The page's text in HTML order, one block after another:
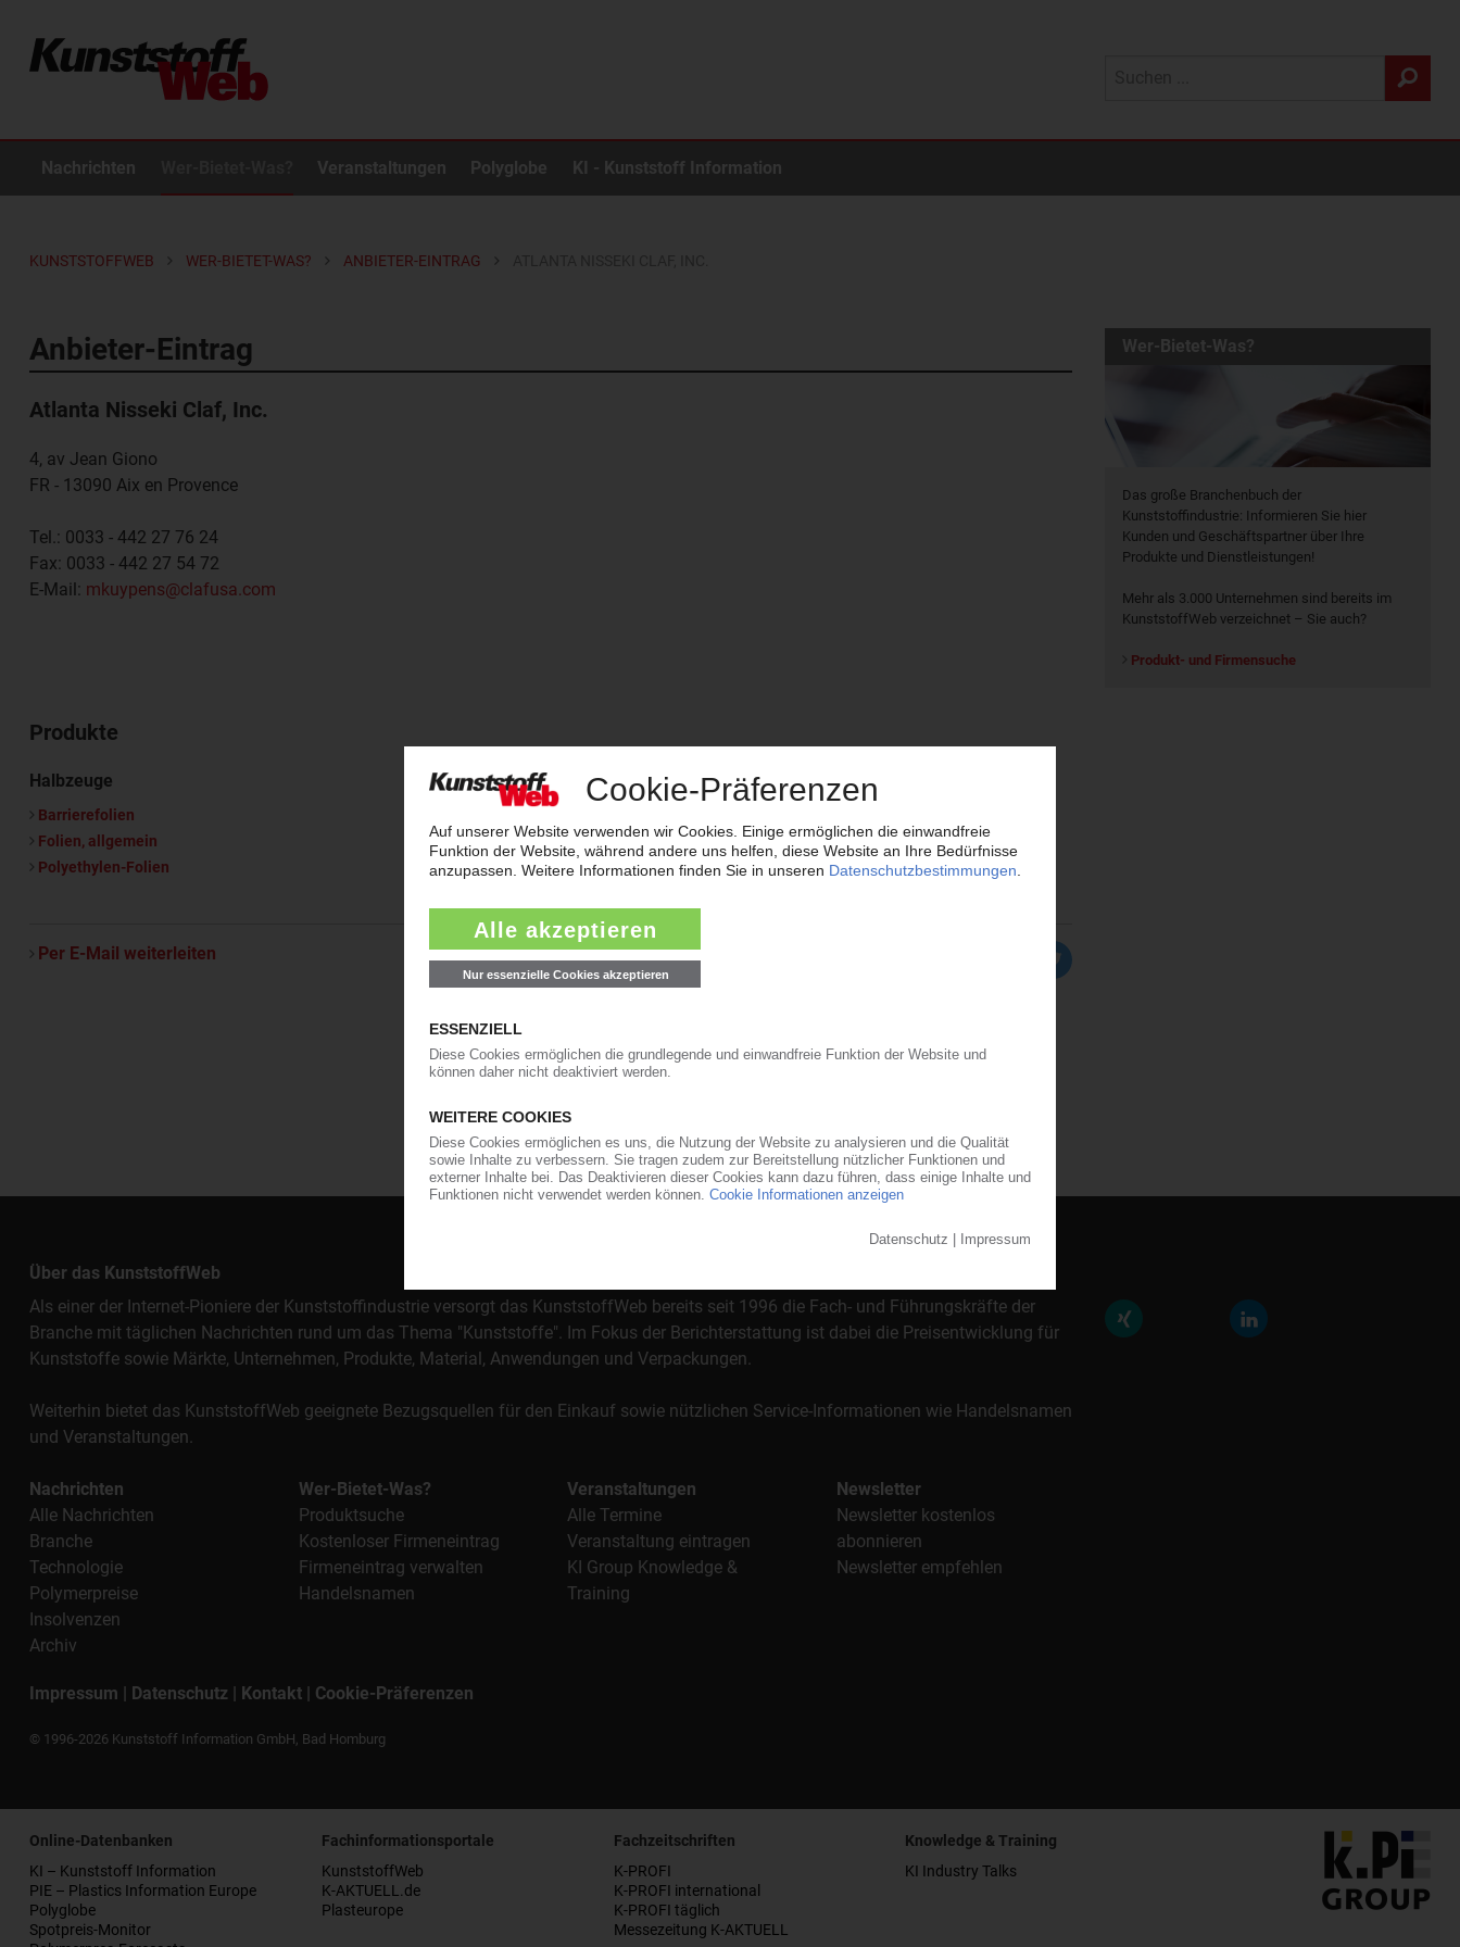
Nachrichten Veranstaltungen Polyglobe KI - Kunststoff Information
KUNSTSTOFFWEB WER-BIETET-WAS? ANBIETER-EINTRAG
Anbieter-Eintrag
Atlanta Nisseki Claf, Inc.
4, av Jean Giono
FR - 13090 Aix en Provence
Tel.: 0033 - 442 27 76 24
Fax: 0033 - 442 27 54 72
E-Mail: mkuypens@clafusa.com
Produkte
Halbzeuge
Barrierefolien
Folien, allgemein
Polyethylen-Folien
Per E-Mail weiterleiten
Wer-Bietet-Was?
Das große Branchenbuch der
Kunststoffindustrie: Informieren Sie hier
Kunden und Geschäftspartner über Ihre
Produkte und Dienstleistungen!
Mehr als 3.000 Unternehmen sind bereits im
KunststoffWeb verzeichnet – Sie auch?
Produkt- und Firmensuche
Über das KunststoffWeb
Als einer der Internet-Pioniere der Kunststoffindustrie versorgt das KunststoffWeb bereits seit 1996 die Fach- und Führungskräfte der
Branche mit täglichen Nachrichten rund um das Thema "Kunststoffe". Im Fokus der Berichterstattung ist dabei die Preisentwicklung für
Kunststoffe sowie Märkte, Unternehmen, Produkte, Material, Anwendungen und Verpackungen.
Weiterhin bietet das KunststoffWeb geeignete Bezugsquellen für den Einkauf sowie nützlichen Service-Informationen wie Handelsnamen
und Veranstaltungen.
Nachrichten
Alle Nachrichten
Branche
Technologie
Polymerpreise
Insolvenzen
Archiv
Wer-Bietet-Was?
Produktsuche
Kostenloser Firmeneintrag
Firmeneintrag verwalten
Handelsnamen
Veranstaltungen
Alle Termine
Veranstaltung eintragen
KI Group Knowledge &
Training
Newsletter
Newsletter kostenlos
abonnieren
Newsletter empfehlen
Impressum | Datenschutz | Kontakt | Cookie-Präferenzen
© 1996-2026 Kunststoff Information GmbH, Bad Homburg
Online-Datenbanken
KI – Kunststoff Information
PIE – Plastics Information Europe
Polyglobe
Spotpreis-Monitor
Fachinformationsportale
KunststoffWeb
K-AKTUELL.de
Plasteurope
Fachzeitschriften
K-PROFI
K-PROFI international
K-PROFI täglich
Messezeitung K-AKTUELL
Knowledge & Training
KI Industry Talks